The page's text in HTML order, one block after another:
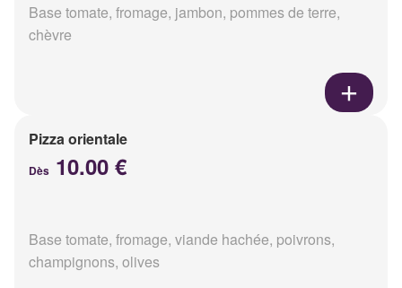
Base tomate, fromage, jambon, pommes de terre,
chèvre
Pizza orientale
Dès 10.00 €
Base tomate, fromage, viande hachée, poivrons,
champignons, olives